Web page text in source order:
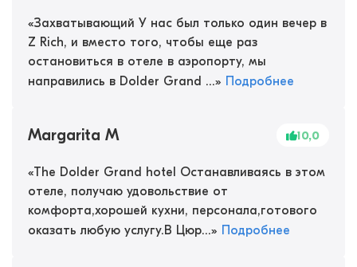
«Захватывающий У нас был только один вечер в
Z Rich, и вместо того, чтобы еще раз
остановиться в отеле в аэропорту, мы
направились в Dolder Grand ...» Подробнее
Margarita M 10,0
«The Dolder Grand hotel Останавливаясь в этом
отеле, получаю удовольствие от
комфорта,хорошей кухни, персонала,готового
оказать любую услугу.В Цюр...» Подробнее